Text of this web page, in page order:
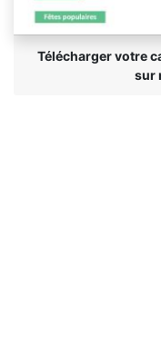
Télécharger votre
sur